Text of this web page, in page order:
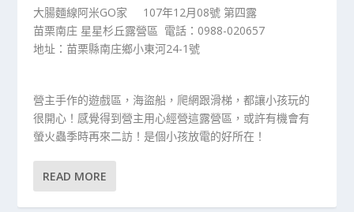
大腸麵線阿米GO家 107年12月08號 第四露
苗栗南庄 星星杉丘露營區 電話：0988-020657
地址：苗栗縣南庄鄉小東河24-1號
營主手作的遊戲區，海盜船，爬網跟滑梯，都讓小孩玩的
很開心！感覺得到營主用心經營這露營區，或許有機會有
螢火蟲季時再來二訪！是個小孩放電的好所在！
READ MORE